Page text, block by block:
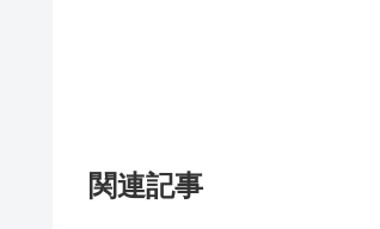
関連記事